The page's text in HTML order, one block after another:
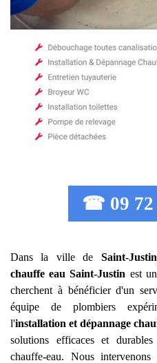
☎ 09 72
Dans la ville de Saint-Justin
chauffe eau Saint-Justin est
cherchent à bénéficier d'un
équipe de plombiers
l'installation et dépannage
solutions efficaces et
chauffe-eau. Nous